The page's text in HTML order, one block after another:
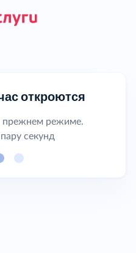
откроются
прежнем режиме.
секунд